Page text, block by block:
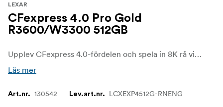
LEXAR
CFexpress 4.0 Pro Gold
R3600/W3300 512GB
Upplev CFexpress 4.0-fördelen och spela in 8K rå video i biokvalitet med 512 GB Professional GOLD CFexpress 4.0 typ B-minneskort från Lexar, som ger läshastigheter på upp till 3600 MB/s, skrivhastigheter på upp till 3300 MB/s och ihållande skrivhastigheter på 3000 MB/s, vilket bidrar till att påskynda efterproduktionen.
Läs mer
Art.nr. 130542 Lev.art.nr. LCXEXP4512G-RNENG